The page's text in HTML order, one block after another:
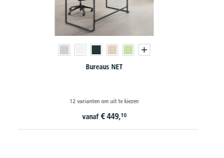
Bijzettafels NET
12 varianten om uit te kiezen
vanaf€ 314,